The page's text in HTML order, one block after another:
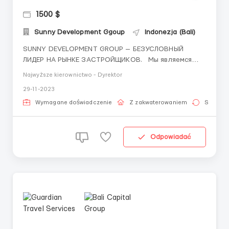
1500 $
Sunny Development Ggoup Indonezja (Bali)
SUNNY DEVELOPMENT GROUP — БЕЗУСЛОВНЫЙ
ЛИДЕР НА РЫНКЕ ЗАСТРОЙЩИКОВ. Мы являемся
ведущей девелоперской компанией,
проектов. И сейчас находимся в поиске опытного и
ответственного кандидата на позицию
Najwyższe kierownictwo - Dyrektor
29-11-2023
Wymagane doświadczenie Z zakwaterowaniem Stała
Odpowiadać